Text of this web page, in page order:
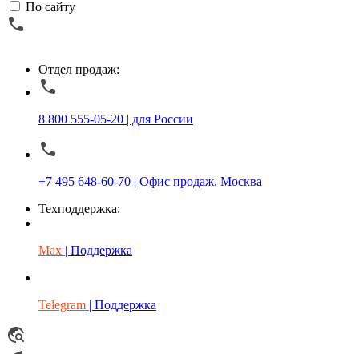
По сайту
Отдел продаж:
8 800 555-05-20 | для России
+7 495 648-60-70 | Офис продаж, Москва
Техподдержка:
Max | Поддержка
Telegram | Поддержка